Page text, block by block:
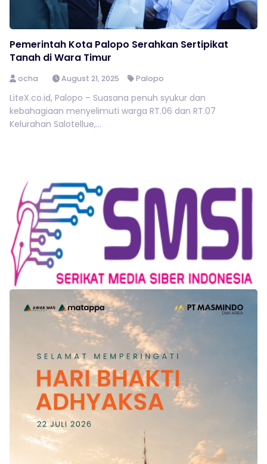
Pemerintah Kota Palopo Serahkan Sertipikat
Tanah di Wara Timur
ocha August 21, 2025 Palopo
LiteX.co.id, Palopo – Suasana penuh syukur dan
kebahagiaan menyelimuti warga RT.06 dan RT.07
Kelurahan Salotellue,...